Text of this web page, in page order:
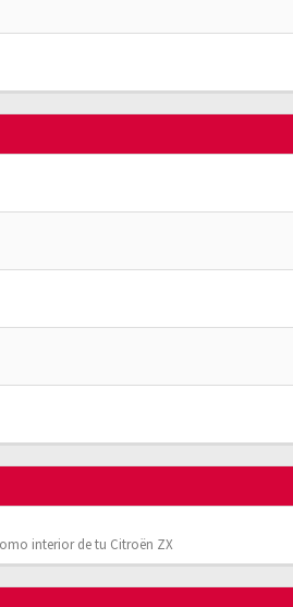
interior de tu Citroën ZX